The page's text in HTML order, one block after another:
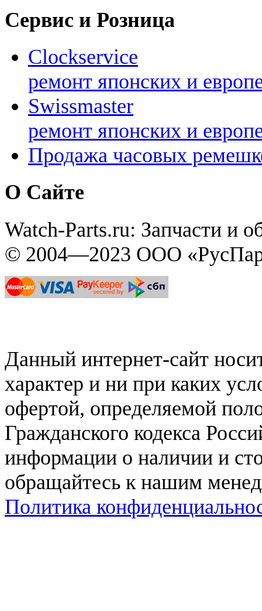
Сервис и Розница
Clockservice
ремонт японских и
Swissmaster
ремонт японских и
Продажа часовых
О Сайте
Watch-Parts.ru: Запчасти и
© 2004—2023 ООО
Данный интернет-сайт
характер и ни при каких
офертой, определяемой
Гражданского кодекса
информации о наличии и
обращайтесь к нашим
Политика